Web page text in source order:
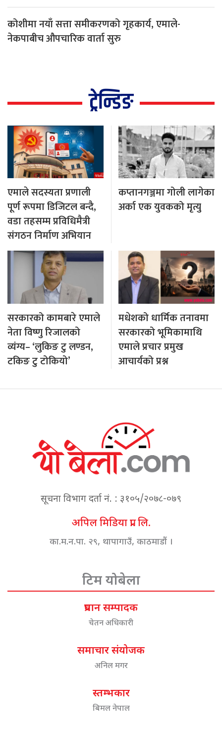
कोशीमा नयाँ सत्ता समीकरणको गृहकार्य, एमाले-
नेकपाबीच औपचारिक वार्ता सुरु
ट्रेन्डिङ
एमाले सदस्यता प्रणाली
पूर्ण रूपमा डिजिटल बन्दै,
वडा तहसम्म प्रविधिमैत्री
संगठन निर्माण अभियान
कप्तानगञ्जमा गोली लागेका
अर्का एक युवकको मृत्यु
सरकारको कामबारे एमाले
नेता विष्णु रिजालको
व्यंग्य– ‘लुकिङ टु लण्डन,
टकिङ टु टोकियो’
मधेशको धार्मिक तनावमा
सरकारको भूमिकामाथि
एमाले प्रचार प्रमुख
आचार्यको प्रश्न
सूचना विभाग दर्ता नं. : ३१०५/२०७८-०७९
अपिल मिडिया प्रा. लि.
का.म.न.पा. २९, थापागाउँ, काठमाडौं ।
टिम योबेला
प्रधान सम्पादक
चेतन अधिकारी
समाचार संयोजक
अनिल मगर
स्तम्भकार
बिमल नेपाल